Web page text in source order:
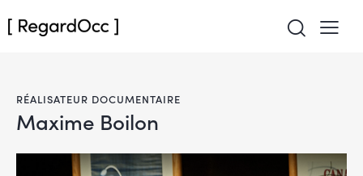
RÉALISATEUR DOCUMENTAIRE
Maxime Boilon